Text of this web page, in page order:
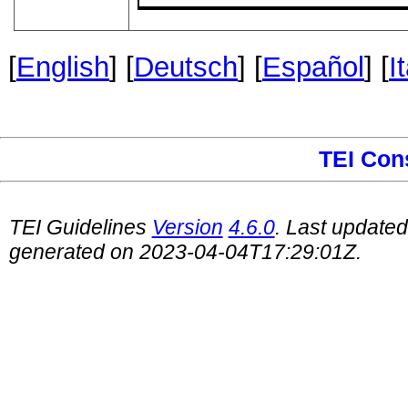
[English] [Deutsch] [Español ] [
TEI
TEI Guidelines Version 4.6.0. Last
generated on 2023-04-04T17:29:01Z.